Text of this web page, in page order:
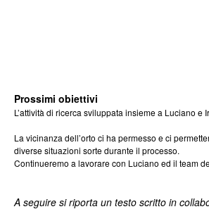
Prossimi obiettivi
L’attività di ricerca sviluppata insieme a Luciano
La vicinanza dell’orto ci ha permesso e ci
diverse situazioni sorte durante il processo.
Continueremo a lavorare con Luciano ed il team
A seguire si riporta un testo scritto in